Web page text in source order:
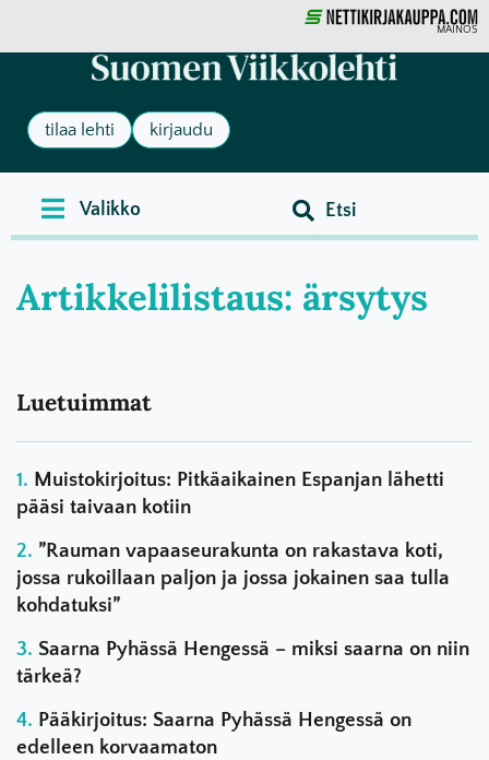
MAINOS
tilaa lehti kirjaudu
Artikkelilistaus: ärsytys
Luetuimmat
Muistokirjoitus: Pitkäaikainen Espanjan lähetti
pääsi taivaan kotiin
”Rauman vapaaseurakunta on rakastava koti,
jossa rukoillaan paljon ja jossa jokainen saa tulla
kohdatuksi”
Saarna Pyhässä Hengessä – miksi saarna on niin
tärkeä?
Pääkirjoitus: Saarna Pyhässä Hengessä on
edelleen korvaamaton